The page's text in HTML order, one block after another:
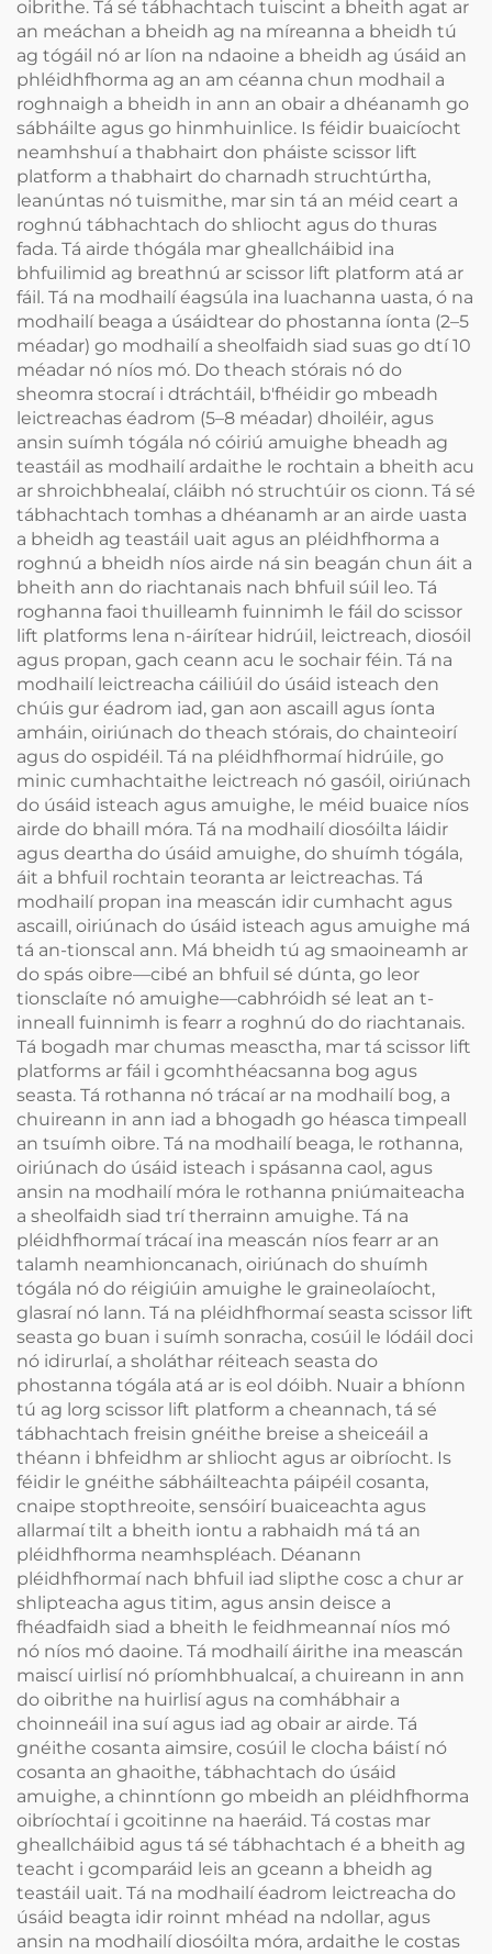
oibrithe. Tá sé tábhachtach tuiscint a bheith agat ar
an meáchan a bheidh ag na míreanna a bheidh tú
ag tógáil nó ar líon na ndaoine a bheidh ag úsáid an
phléidhfhorma ag an am céanna chun modhail a
roghnaigh a bheidh in ann an obair a dhéanamh go
sábháilte agus go hinmhuinlice. Is féidir buaicíocht
neamhshuí a thabhairt don pháiste scissor lift
platform a thabhairt do charnadh struchtúrtha,
leanúntas nó tuismithe, mar sin tá an méid ceart a
roghnú tábhachtach do shliocht agus do thuras
fada. Tá airde thógála mar gheallcháibid ina
bhfuilimid ag breathnú ar scissor lift platform atá ar
fáil. Tá na modhailí éagsúla ina luachanna uasta, ó na
modhailí beaga a úsáidtear do phostanna íonta (2–5
méadar) go modhailí a sheolfaidh siad suas go dtí 10
méadar nó níos mó. Do theach stórais nó do
sheomra stocraí i dtráchtáil, b'fhéidir go mbeadh
leictreachas éadrom (5–8 méadar) dhoiléir, agus
ansin suímh tógála nó cóiriú amuighe bheadh ag
teastáil as modhailí ardaithe le rochtain a bheith acu
ar shroichbhealaí, cláibh nó struchtúir os cionn. Tá sé
tábhachtach tomhas a dhéanamh ar an airde uasta
a bheidh ag teastáil uait agus an pléidhfhorma a
roghnú a bheidh níos airde ná sin beagán chun áit a
bheith ann do riachtanais nach bhfuil súil leo. Tá
roghanna faoi thuilleamh fuinnimh le fáil do scissor
lift platforms lena n-áirítear hidrúil, leictreach, diosóil
agus propan, gach ceann acu le sochair féin. Tá na
modhailí leictreacha cáiliúil do úsáid isteach den
chúis gur éadrom iad, gan aon ascaill agus íonta
amháin, oiriúnach do theach stórais, do chainteoirí
agus do ospidéil. Tá na pléidhfhormaí hidrúile, go
minic cumhachtaithe leictreach nó gasóil, oiriúnach
do úsáid isteach agus amuighe, le méid buaice níos
airde do bhaill móra. Tá na modhailí diosóilta láidir
agus deartha do úsáid amuighe, do shuímh tógála,
áit a bhfuil rochtain teoranta ar leictreachas. Tá
modhailí propan ina meascán idir cumhacht agus
ascaill, oiriúnach do úsáid isteach agus amuighe má
tá an-tionscal ann. Má bheidh tú ag smaoineamh ar
do spás oibre—cibé an bhfuil sé dúnta, go leor
tionsclaíte nó amuighe—cabhróidh sé leat an t-
inneall fuinnimh is fearr a roghnú do do riachtanais.
Tá bogadh mar chumas measctha, mar tá scissor lift
platforms ar fáil i gcomhthéacsanna bog agus
seasta. Tá rothanna nó trácaí ar na modhailí bog, a
chuireann in ann iad a bhogadh go héasca timpeall
an tsuímh oibre. Tá na modhailí beaga, le rothanna,
oiriúnach do úsáid isteach i spásanna caol, agus
ansin na modhailí móra le rothanna pniúmaiteacha
a sheolfaidh siad trí therrainn amuighe. Tá na
pléidhfhormaí trácaí ina meascán níos fearr ar an
talamh neamhioncanach, oiriúnach do shuímh
tógála nó do réigiúin amuighe le graineolaíocht,
glasraí nó lann. Tá na pléidhfhormaí seasta scissor lift
seasta go buan i suímh sonracha, cosúil le lódáil doci
nó idirurlaí, a sholáthar réiteach seasta do
phostanna tógála atá ar is eol dóibh. Nuair a bhíonn
tú ag lorg scissor lift platform a cheannach, tá sé
tábhachtach freisin gnéithe breise a sheiceáil a
théann i bhfeidhm ar shliocht agus ar oibríocht. Is
féidir le gnéithe sábháilteachta páipéil cosanta,
cnaipe stopthreoite, sensóirí buaiceachta agus
allarmaí tilt a bheith iontu a rabhaidh má tá an
pléidhfhorma neamhspléach. Déanann
pléidhfhormaí nach bhfuil iad slipthe cosc a chur ar
shlipteacha agus titim, agus ansin deisce a
fhéadfaidh siad a bheith le feidhmeannaí níos mó
nó níos mó daoine. Tá modhailí áirithe ina meascán
maiscí uirlisí nó príomhbhualcaí, a chuireann in ann
do oibrithe na huirlisí agus na comhábhair a
choinneáil ina suí agus iad ag obair ar airde. Tá
gnéithe cosanta aimsire, cosúil le clocha báistí nó
cosanta an ghaoithe, tábhachtach do úsáid
amuighe, a chinntíonn go mbeidh an pléidhfhorma
oibríochtaí i gcoitinne na haeráid. Tá costas mar
gheallcháibid agus tá sé tábhachtach é a bheith ag
teacht i gcomparáid leis an gceann a bheidh ag
teastáil uait. Tá na modhailí éadrom leictreacha do
úsáid beagta idir roinnt mhéad na ndollar, agus
ansin na modhailí diosóilta móra, ardaithe le costas